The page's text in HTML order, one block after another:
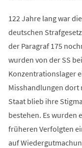
122 Jahre lang war
deutschen
der Paragraf 175
wurden von der SS
Konzentrationslager
Misshandlungen dort
Staat blieb ihre
bestehen. Es wurden
früheren Verfolgten
auf